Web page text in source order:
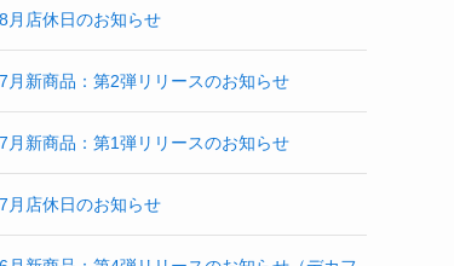
8月店休日のお知らせ
7月新商品：第2弾リリースのお知らせ
7月新商品：第1弾リリースのお知らせ
7月店休日のお知らせ